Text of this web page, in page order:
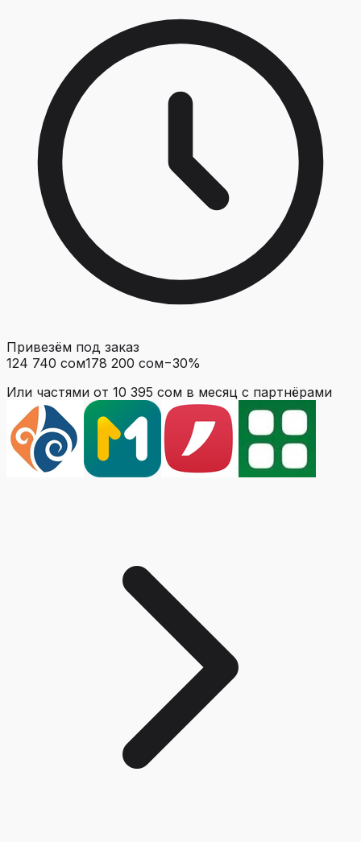
Привезём под заказ
124 740 сом178 200 сом−30%
Или частями от 10 395 сом в месяц с партнёрами